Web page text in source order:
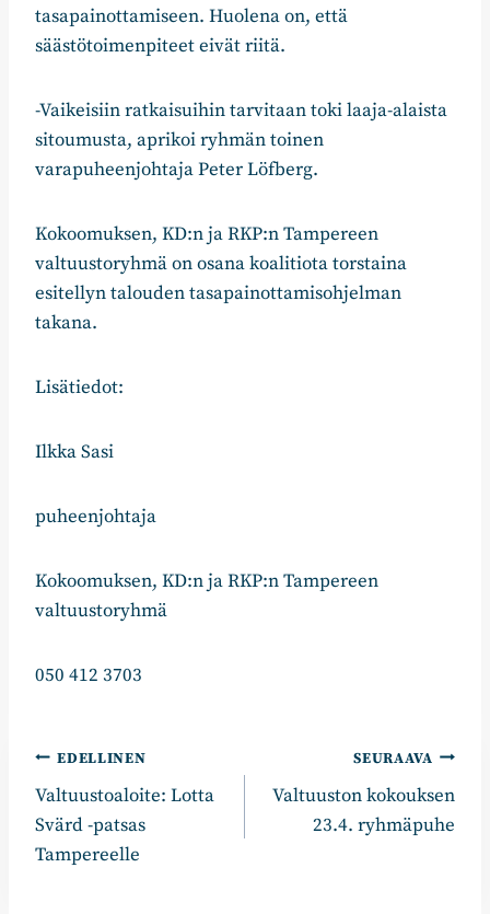
tasapainottamiseen. Huolena on, että
säästötoimenpiteet eivät riitä.
-Vaikeisiin ratkaisuihin tarvitaan toki laaja-alaista
sitoumusta, aprikoi ryhmän toinen
varapuheenjohtaja Peter Löfberg.
Kokoomuksen, KD:n ja RKP:n Tampereen
valtuustoryhmä on osana koalitiota torstaina
esitellyn talouden tasapainottamisohjelman
takana.
Lisätiedot:
Ilkka Sasi
puheenjohtaja
Kokoomuksen, KD:n ja RKP:n Tampereen
valtuustoryhmä
050 412 3703
Artikkelien
selaus
EDELLINEN
Valtuustoaloite: Lotta
Svärd -patsas
Tampereelle
SEURAAVA
Valtuuston kokouksen
23.4. ryhmäpuhe